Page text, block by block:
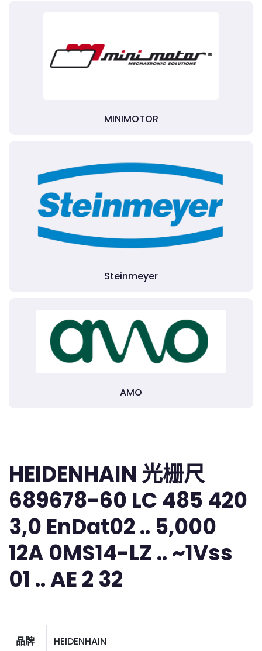
MINIMOTOR
Steinmeyer
AMO
HEIDENHAIN 光栅尺
689678-60 LC 485 420
3,0 EnDat02 .. 5,000
12A 0MS14-LZ .. ~1Vss
01 .. AE 2 32
品牌 HEIDENHAIN